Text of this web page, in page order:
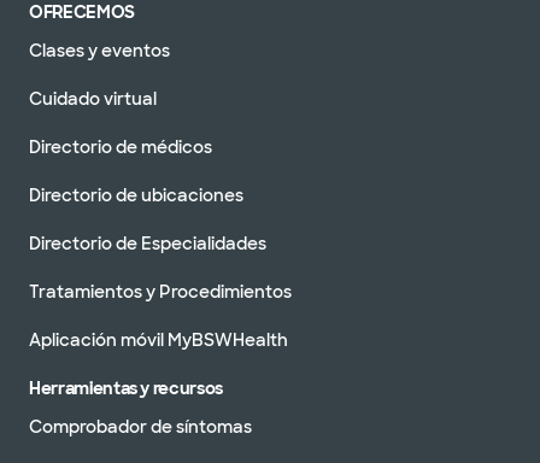
OFRECEMOS
Clases y eventos
Cuidado virtual
Directorio de médicos
Directorio de ubicaciones
Directorio de Especialidades
Tratamientos y Procedimientos
Aplicación móvil MyBSWHealth
Herramientas y recursos
Comprobador de síntomas